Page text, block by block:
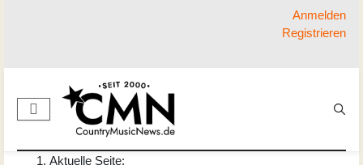
Anmelden
Registrieren
Aktuelle Seite: